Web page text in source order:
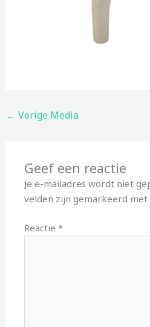
← Vorige Media
Geef een reactie
Je e-mailadres wordt niet
velden zijn gemarkeerd met
Reactie*